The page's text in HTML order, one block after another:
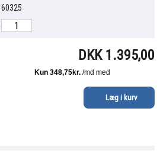
60325
DKK 1.395,00